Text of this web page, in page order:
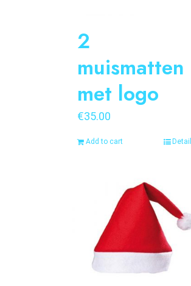
2
muismatten
met logo
€35.00
Add to cart